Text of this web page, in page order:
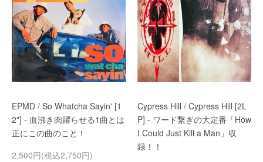
EPMD / So Whatcha Sayin' [1
2"] - 血沸き肉躍らせる1曲とは
正にこの曲のこと！
2,500円(税込2,750円)
Cypress Hill / Cypress Hill [2L
P] - ワード繋ぎの大定番「How
I Could Just Kill a Man」収
録！！